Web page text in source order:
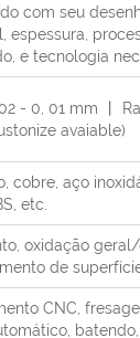
com seu
espessura,
e tecnologia
- 0, 01 mm 丨
avaiable)
cobre, aço
etc.
oxidação
de
CNC,